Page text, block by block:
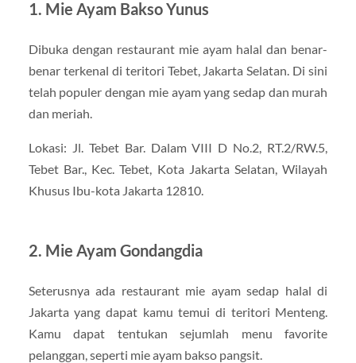
1. Mie Ayam Bakso Yunus
Dibuka dengan restaurant mie ayam halal dan benar-
benar terkenal di teritori Tebet, Jakarta Selatan. Di sini
telah populer dengan mie ayam yang sedap dan murah
dan meriah.
Lokasi: Jl. Tebet Bar. Dalam VIII D No.2, RT.2/RW.5,
Tebet Bar., Kec. Tebet, Kota Jakarta Selatan, Wilayah
Khusus Ibu-kota Jakarta 12810.
2. Mie Ayam Gondangdia
Seterusnya ada restaurant mie ayam sedap halal di
Jakarta yang dapat kamu temui di teritori Menteng.
Kamu dapat tentukan sejumlah menu favorite
pelanggan, seperti mie ayam bakso pangsit.